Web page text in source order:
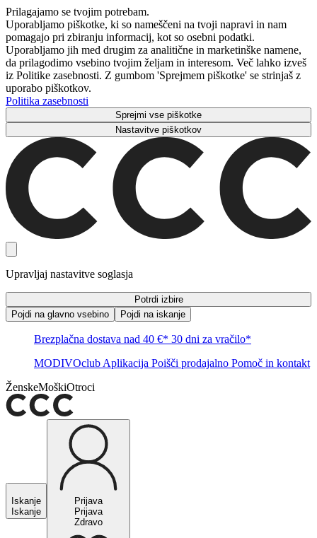
Prilagajamo se tvojim potrebam.
Uporabljamo piškotke, ki so nameščeni na tvoji napravi in ​​nam
pomagajo pri zbiranju informacij, kot so osebni podatki.
Uporabljamo jih med drugim za analitične in marketinške namene,
da prilagodimo vsebino tvojim željam in interesom. Več lahko izveš
iz Politike zasebnosti. Z gumbom 'Sprejmem piškotke' se strinjaš z
uporabo piškotkov.
Politika zasebnosti
Sprejmi vse piškotke
Nastavitve piškotkov
Upravljaj nastavitve soglasja
Potrdi izbire
Pojdi na glavno vsebino
Pojdi na iskanje
Brezplačna dostava nad 40 €* 30 dni za vračilo*
MODIVOclub Aplikacija Poišči prodajalno Pomoč in kontakt
ŽenskeMoškiOtroci
Iskanje
Iskanje
Prijava
Prijava
Zdravo